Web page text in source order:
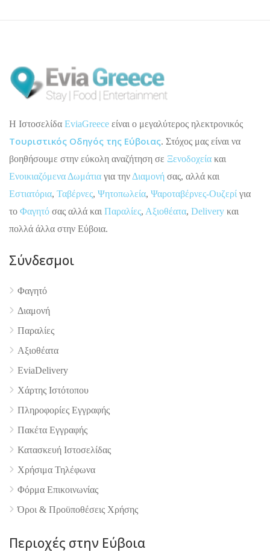
4.9
H Ιστοσελίδα EviaGreece είναι ο μεγαλύτερος ηλεκτρονικός
Τουριστικός Οδηγός της Εύβοιας. Στόχος μας είναι να
βοηθήσουμε στην εύκολη αναζήτηση σε Ξενοδοχεία και
Ενοικιαζόμενα Δωμάτια για την Διαμονή σας, αλλά και
Εστιατόρια, Ταβέρνες, Ψητοπωλεία, Ψαροταβέρνες-Ουζερί για
το Φαγητό σας αλλά και Παραλίες, Αξιοθέατα, Delivery και
πολλά άλλα στην Εύβοια.
Σύνδεσμοι
Φαγητό
Διαμονή
Παραλίες
Αξιοθέατα
EviaDelivery
Χάρτης Ιστότοπου
Πληροφορίες Εγγραφής
Πακέτα Εγγραφής
Κατασκευή Ιστοσελίδας
Χρήσιμα Τηλέφωνα
Φόρμα Επικοινωνίας
Όροι & Προϋποθέσεις Xρήσης
Περιοχές στην Εύβοια